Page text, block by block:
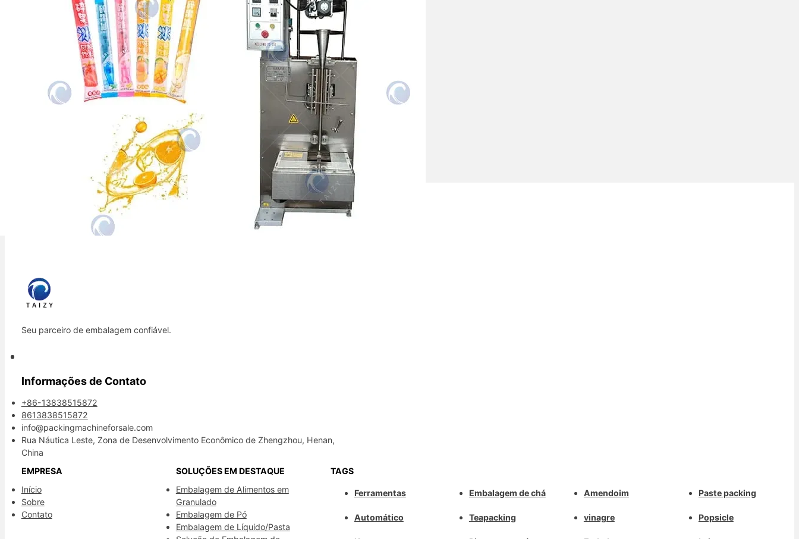
Geladeira
A máquina de embalar pirulitos de gelo é
um dispositivo de embalagem
automatizado projetado especificamente
para líquido puro…
Seu parceiro de embalagem confiável.
Informações de Contato
+86-13838515872
8613838515872
info@packingmachineforsale.com
Rua Náutica Leste, Zona de Desenvolvimento Econômico de Zhengzhou, Henan,
China
EMPRESA
Início
Sobre
Contato
SOLUÇÕES EM DESTAQUE
Embalagem de Alimentos em
Granulado
Embalagem de Pó
Embalagem de Líquido/Pasta
TAGS
Ferramentas
Automático
Embalagem de chá
Teapacking
Amendoim
vinagre
Paste packing
Popsicle
Deutsch